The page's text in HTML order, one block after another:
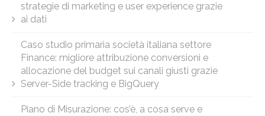
strategie di marketing e user experience grazie
ai dati
Caso studio primaria società italiana settore
Finance: migliore attribuzione conversioni e
allocazione del budget sui canali giusti grazie
Server-Side tracking e BigQuery
Piano di Misurazione: cos’è, a cosa serve e